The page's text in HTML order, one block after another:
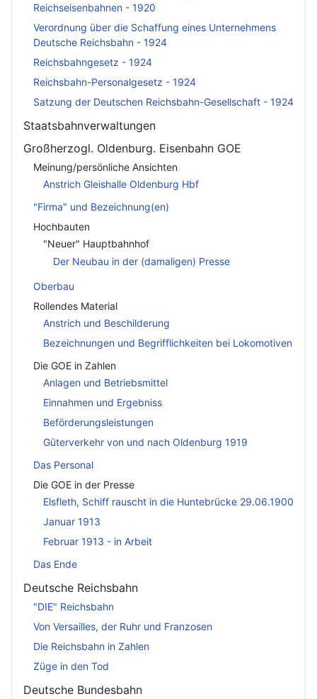
Reichseisenbahnen - 1920
Verordnung über die Schaffung eines Unternehmens
Deutsche Reichsbahn - 1924
Reichsbahngesetz - 1924
Reichsbahn-Personalgesetz - 1924
Satzung der Deutschen Reichsbahn-Gesellschaft - 1924
Staatsbahnverwaltungen
Großherzogl. Oldenburg. Eisenbahn GOE
Meinung/persönliche Ansichten
Anstrich Gleishalle Oldenburg Hbf
"Firma" und Bezeichnung(en)
Hochbauten
"Neuer" Hauptbahnhof
Der Neubau in der (damaligen) Presse
Oberbau
Rollendes Material
Anstrich und Beschilderung
Bezeichnungen und Begrifflichkeiten bei Lokomotiven
Die GOE in Zahlen
Anlagen und Betriebsmittel
Einnahmen und Ergebniss
Beförderungsleistungen
Güterverkehr von und nach Oldenburg 1919
Das Personal
Die GOE in der Presse
Elsfleth, Schiff rauscht in die Huntebrücke 29.06.1900
Januar 1913
Februar 1913 - in Arbeit
Das Ende
Deutsche Reichsbahn
"DIE" Reichsbahn
Von Versailles, der Ruhr und Franzosen
Die Reichsbahn in Zahlen
Züge in den Tod
Deutsche Bundesbahn